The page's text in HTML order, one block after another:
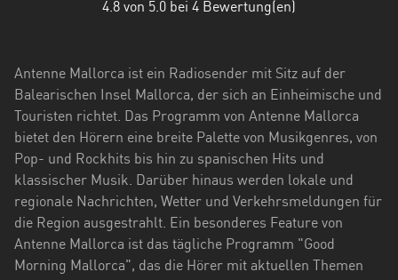
Niedersachsen
Nordrhein-
Westfalen
Rheinland-
Pfalz
Saarland
4.8 von 5.0 bei 4 Bewertung(en)
Antenne Mallorca ist ein Radiosender mit Sitz auf der
Balearischen Insel Mallorca, der sich an Einheimische und
Touristen richtet. Das Programm von Antenne Mallorca
bietet den Hörern eine breite Palette von Musikgenres, von
Pop- und Rockhits bis hin zu spanischen Hits und
klassischer Musik. Darüber hinaus werden lokale und
regionale Nachrichten, Wetter und Verkehrsmeldungen für
die Region ausgestrahlt. Ein besonderes Feature von
Antenne Mallorca ist das tägliche Programm "Good
Morning Mallorca", das die Hörer mit aktuellen Themen